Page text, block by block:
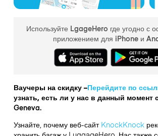
Используйте LgageHero где угодно с
приложением для iPhone и
Ваучеры на скидку –Перейдите по
узнать, есть ли у нас в данный момент
Geneva.
Узнайте, почему веб-сайт KnockKnock